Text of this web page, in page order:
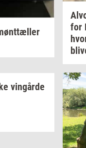
vin­går­de
for